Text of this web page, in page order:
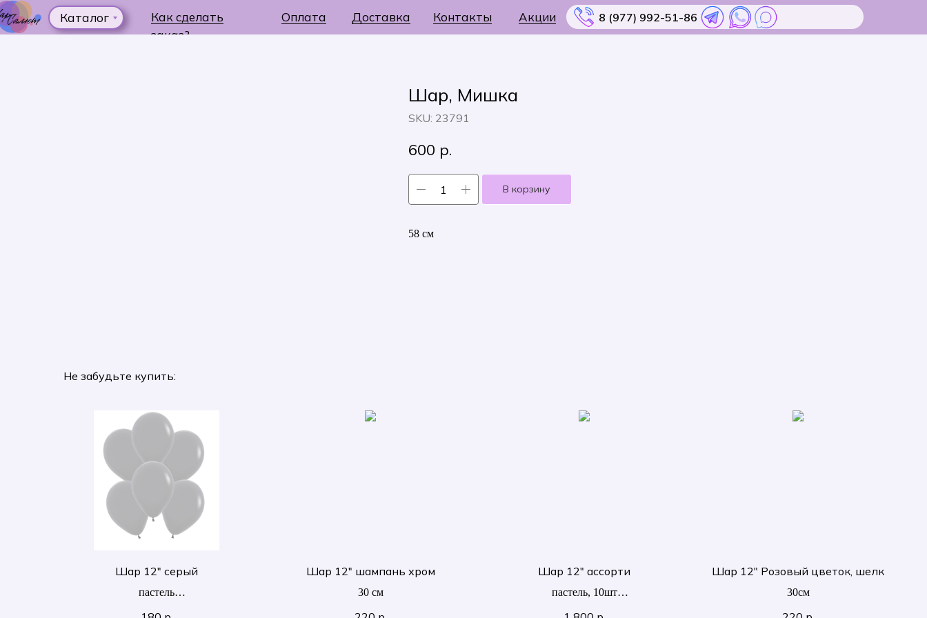
Доставка
Как сделать
заказ?
Оплата Акции
Контакты 8 (977) 992-51-86
Каталог
Шар, Мишка
SKU: 23791
600 р.
В корзину
58 см
Не забудьте купить:
Шар 12" серый
пастель
Шар 12" шампань хром
30 см
Шар 12" ассорти
пастель, 10шт
Шар 12" Розовый цветок, шелк
30см